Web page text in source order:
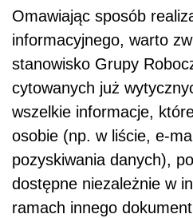
Omawiając sposób
informacyjnego, warto
stanowisko Grupy
cytowanych już
wszelkie informacje,
osobie (np. w liście, e-
pozyskiwania danych),
dostępne niezależnie w
ramach innego